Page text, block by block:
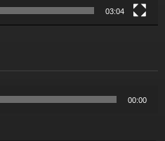
03:04
00:00